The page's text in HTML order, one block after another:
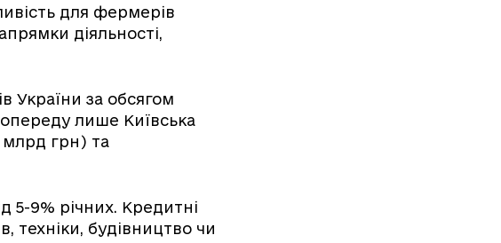
для фермерів
діяльності,
України за обсягом
лише Київська
млрд грн) та
5-9% річних. Кредитні
техніки, будівництво чи